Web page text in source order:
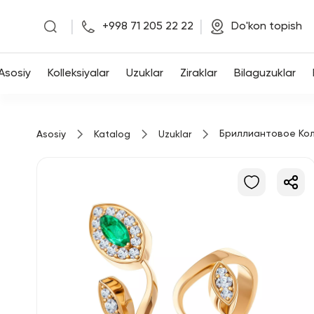
Asosiy
+998 71 205 22 22 Do'kon topish
Kolleksiyalar Uzuklar Ziraklar Bilaguzuklar
Asosiy Katalog Uzuklar Бриллиантовое